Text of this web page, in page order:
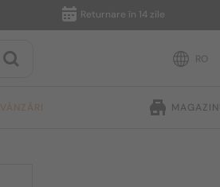
Returnare în 14 zile
RO
VÂNZĂRI